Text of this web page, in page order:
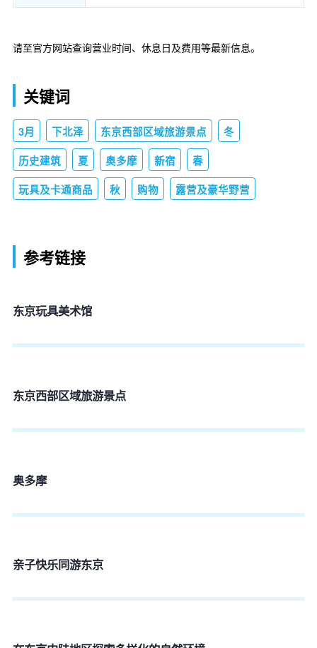
请至官方网站查询营业时间、休息日及费用等最新信息。
关键词
3月 下北泽 东京西部区域旅游景点 冬
历史建筑 夏 奥多摩 新宿 春
玩具及卡通商品 秋 购物 露营及豪华野营
参考链接
东京玩具美术馆
东京西部区域旅游景点
奥多摩
亲子快乐同游东京